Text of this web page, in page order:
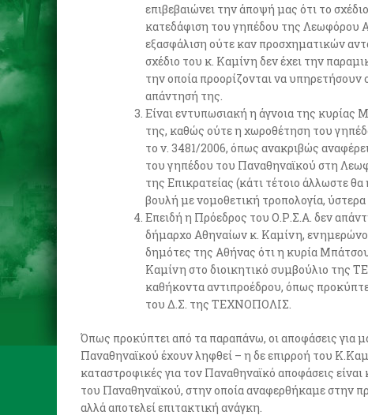
επιβεβαιώνει την άποψή μας ότι το
κατεδάφιση του γηπέδου της Λεωφόρου
εξασφάλιση ούτε καν προσχηματικών
σχέδιο του κ. Καμίνη δεν έχει την
την οποία προορίζονται να
απάντησή της.
Είναι εντυπωσιακή η άγνοια της κυρίας
της, καθώς ούτε η χωροθέτηση του
το ν. 3481/2006, όπως ανακριβώς
του γηπέδου του Παναθηναϊκού στη
της Επικρατείας (κάτι τέτοιο άλλωστε
βουλή με νομοθετική τροπολογία,
Επειδή η Πρόεδρος του Ο.Ρ.Σ.Α. δεν
δήμαρχο Αθηναίων κ. Καμίνη,
δημότες της Αθήνας ότι η κυρία
Καμίνη στο διοικητικό συμβούλιο
καθήκοντα αντιπροέδρου, όπως
του Δ.Σ. της ΤΕΧΝΟΠΟΛΙΣ.
Όπως προκύπτει από τα παραπάνω, οι αποφάσεις για
Παναθηναϊκού έχουν ληφθεί – η δε επιρροή του
καταστροφικές για τον Παναθηναϊκό αποφάσεις
του Παναθηναϊκού, στην οποία αναφερθήκαμε στην
αλλά αποτελεί επιτακτική ανάγκη.